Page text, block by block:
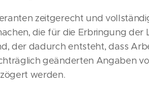
zeitgerecht und
die für die Erbringung der
der dadurch entsteht, dass
geänderten Angaben
werden.